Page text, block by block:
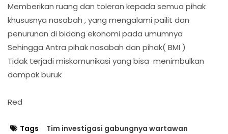
Memberikan ruang dan toleran kepada semua pihak
khususnya nasabah , yang mengalami pailit dan
penurunan di bidang ekonomi pada umumnya
Sehingga Antra pihak nasabah dan pihak( BMI )
Tidak terjadi miskomunikasi yang bisa menimbulkan
dampak buruk
Red
Tags Tim investigasi gabungnya wartawan